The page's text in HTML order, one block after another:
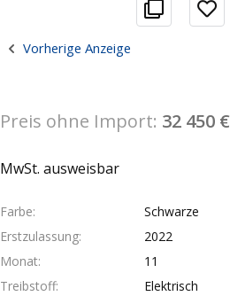
Vorherige Anzeige
Preis ohne Import: 32 450 €
MwSt. ausweisbar
Farbe
Schwarze
Erstzulassung
2022
Monat
11
Treibstoff
Elektrisch